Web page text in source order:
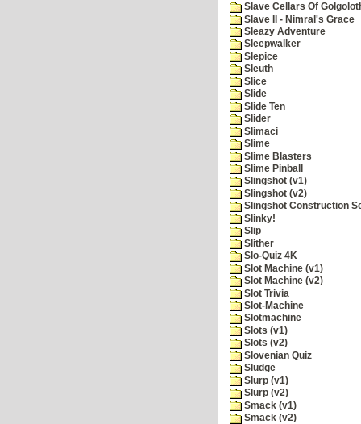
Slave Cellars Of
Slave II - Nimral's Grace
Sleazy Adventure
Sleepwalker
Slepice
Sleuth
Slice
Slide
Slide Ten
Slider
Slimaci
Slime
Slime Blasters
Slime Pinball
Slingshot (v1)
Slingshot (v2)
Slingshot Construction
Slinky!
Slip
Slither
Slo-Quiz 4K
Slot Machine (v1)
Slot Machine (v2)
Slot Trivia
Slot-Machine
Slotmachine
Slots (v1)
Slots (v2)
Slovenian Quiz
Sludge
Slurp (v1)
Slurp (v2)
Smack (v1)
Smack (v2)